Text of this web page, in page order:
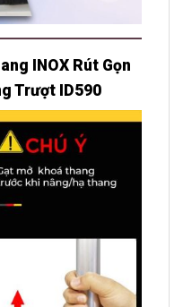
INOX Rút Gọn
Trượt ID590